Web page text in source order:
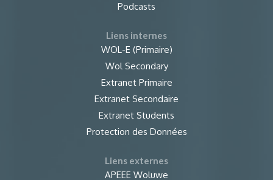
Podcasts
Liens internes
WOL-E (Primaire)
Wol Secondary
Extranet Primaire
Extranet Secondaire
Extranet Students
Protection des Données
Liens externes
APEEE Woluwe